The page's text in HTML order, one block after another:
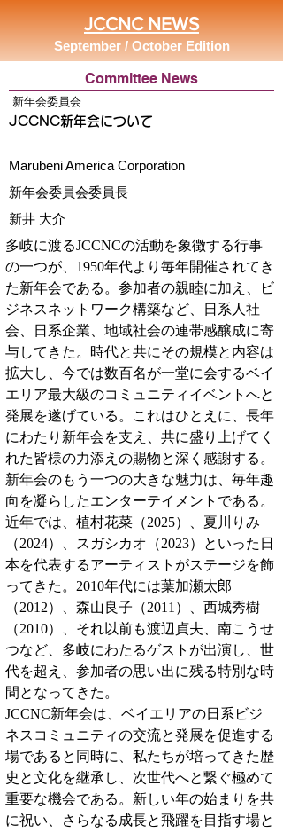
JCCNC NEWS
September / October Edition
Committee News
新年会委員会
JCCNC新年会について
Marubeni America Corporation
新年会委員会委員長
新井 大介
多岐に渡るJCCNCの活動を象徴する行事
の一つが、1950年代より毎年開催されてき
た新年会である。参加者の親睦に加え、ビ
ジネスネットワーク構築など、日系人社
会、日系企業、地域社会の連帯感醸成に寄
与してきた。時代と共にその規模と内容は
拡大し、今では数百名が一堂に会するベイ
エリア最大級のコミュニティイベントへと
発展を遂げている。これはひとえに、長年
にわたり新年会を支え、共に盛り上げてく
れた皆様の力添えの賜物と深く感謝する。
新年会のもう一つの大きな魅力は、毎年趣
向を凝らしたエンターテイメントである。
近年では、植村花菜（2025）、夏川りみ
（2024）、スガシカオ（2023）といった日
本を代表するアーティストがステージを飾
ってきた。2010年代には葉加瀬太郎
（2012）、森山良子（2011）、西城秀樹
（2010）、それ以前も渡辺貞夫、南こうせ
つなど、多岐にわたるゲストが出演し、世
代を超え、参加者の思い出に残る特別な時
間となってきた。
JCCNC新年会は、ベイエリアの日系ビジ
ネスコミュニティの交流と発展を促進する
場であると同時に、私たちが培ってきた歴
史と文化を継承し、次世代へと繋ぐ極めて
重要な機会である。新しい年の始まりを共
に祝い、さらなる成長と飛躍を目指す場と